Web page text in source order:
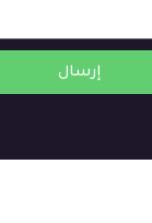
إرسال